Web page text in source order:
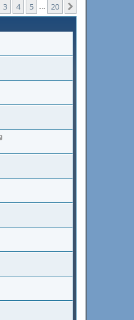
20
3 4 5 20